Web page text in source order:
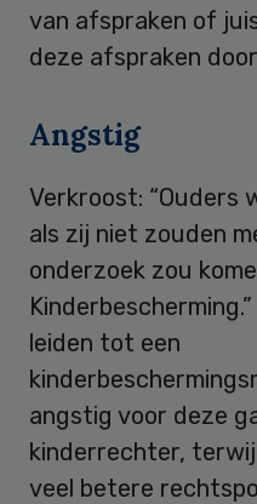
van afspraken of
deze afspraken
Angstig
Verkroost: “Ouders
als zij niet zouden
onderzoek zou
leiden tot een
angstig voor deze
kinderrechter,
veel betere